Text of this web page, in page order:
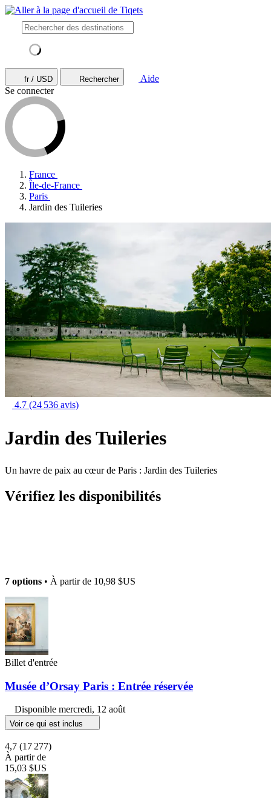
fr / USD Rechercher
Aide
Se connecter
France
Île-de-France
Paris
Jardin des Tuileries
4.7 (24 536 avis)
Jardin des Tuileries
Un havre de paix au cœur de Paris : Jardin des Tuileries
Vérifiez les disponibilités
7 options • À partir de 10,98 $US
Billet d'entrée
Musée d’Orsay Paris : Entrée réservée
Disponible mercredi, 12 août
Voir ce qui est inclus
4,7 (17 277)
À partir de
15,03 $US